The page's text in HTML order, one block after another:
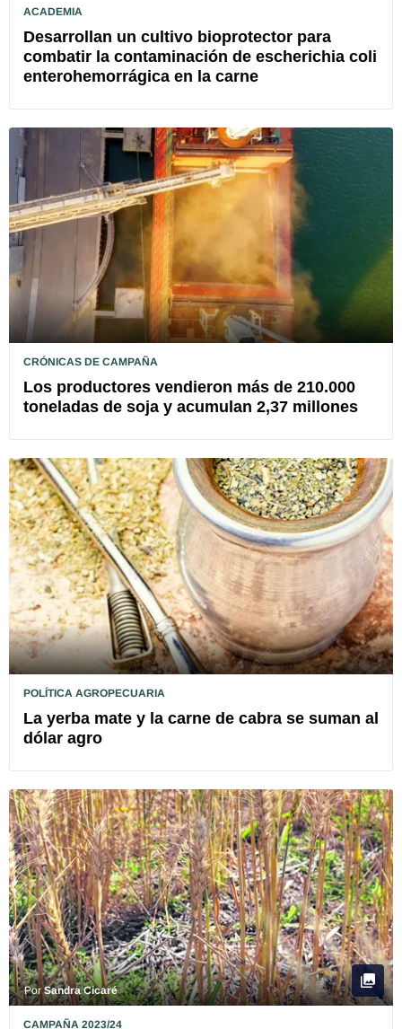
ACADEMIA
Desarrollan un cultivo bioprotector para
combatir la contaminación de escherichia coli
enterohemorrágica en la carne
CRÓNICAS DE CAMPAÑA
Los productores vendieron más de 210.000
toneladas de soja y acumulan 2,37 millones
POLÍTICA AGROPECUARIA
La yerba mate y la carne de cabra se suman al
dólar agro
PorSandra Cicaré
CAMPAÑA 2023/24